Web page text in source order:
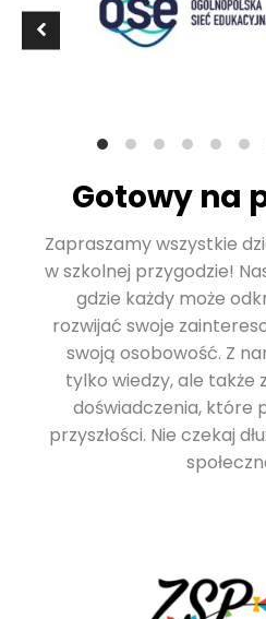
Gotowy na
Zapraszamy wszystkie
w szkolnej przygodzie!
gdzie każdy może
rozwijać swoje
swoją osobowość. Z
tylko wiedzy, ale także
doświadczenia, które
przyszłości. Nie czekaj